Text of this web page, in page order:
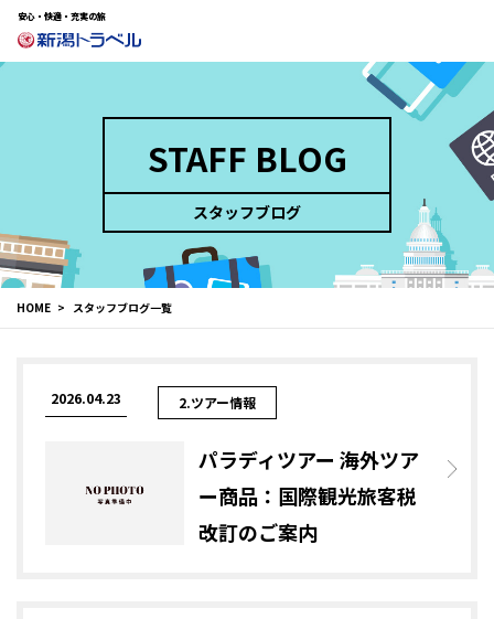
安心・快適・充実の旅
STAFF BLOG
スタッフブログ
HOME スタッフブログ一覧
2026.04.23 2.ツアー情報
パラディツアー 海外ツア
ー商品：国際観光旅客税
改訂のご案内